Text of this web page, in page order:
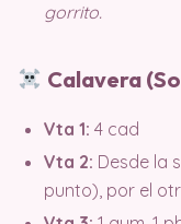
gorrito.
Calavera
Vta 1: 4 cad
Vta 2: Desde la
punto), por el